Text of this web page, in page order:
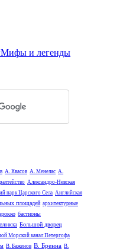
Мифы и легенды
А. Квасов А. Менелас А.
Александро-Невская
парк Царского Села Английская
площадей архитектурные
бастионы
Большой дворец
Морской канал Петергофа
В. Баженов В. Бренна В.